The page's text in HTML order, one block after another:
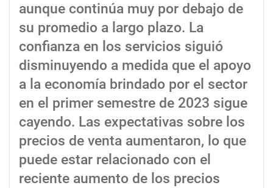
aunque continúa muy por debajo de
su promedio a largo plazo. La
confianza en los servicios siguió
disminuyendo a medida que el apoyo
a la economía brindado por el sector
en el primer semestre de 2023 sigue
cayendo. Las expectativas sobre los
precios de venta aumentaron, lo que
puede estar relacionado con el
reciente aumento de los precios